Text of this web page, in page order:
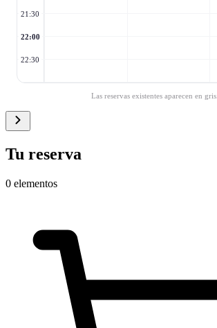
21:30
22:00
22:30
Las reservas existentes aparecen en gris.
Tu reserva
0 elementos